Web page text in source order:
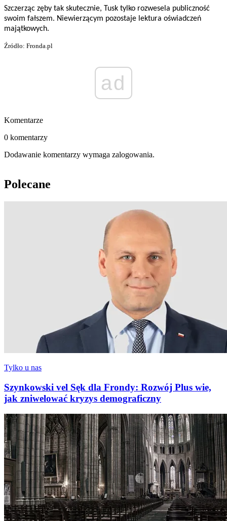
Szczerząc zęby tak skutecznie, Tusk tylko rozwesela publiczność
swoim fałszem. Niewierzącym pozostaje lektura oświadczeń
majątkowych.
Źródło: Fronda.pl
ad
Komentarze
0 komentarzy
Dodawanie komentarzy wymaga zalogowania.
Polecane
Tylko u nas
Szynkowski vel Sęk dla Frondy: Rozwój Plus wie,
jak zniwelować kryzys demograficzny